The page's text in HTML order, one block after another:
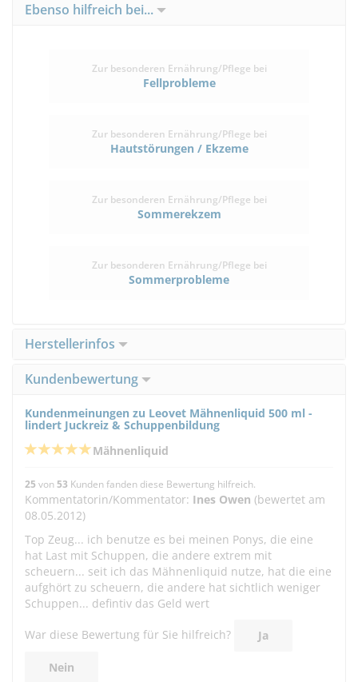
Ebenso hilfreich bei...
Zur besonderen Ernährung/Pflege bei
Fellprobleme
Zur besonderen Ernährung/Pflege bei
Hautstörungen / Ekzeme
Zur besonderen Ernährung/Pflege bei
Sommerekzem
Zur besonderen Ernährung/Pflege bei
Sommerprobleme
Herstellerinfos
Kundenbewertung
Kundenmeinungen zu Leovet Mähnenliquid 500 ml -
lindert Juckreiz & Schuppenbildung
Mähnenliquid
25 von53 Kunden fanden diese Bewertung hilfreich.
Kommentatorin/Kommentator: Ines Owen (bewertet am
08.05.2012)
Top Zeug... ich benutze es bei meinen Ponys, die eine
hat Last mit Schuppen, die andere extrem mit
scheuern... seit ich das Mähnenliquid nutze, hat die eine
aufghört zu scheuern, die andere hat sichtlich weniger
Schuppen... defintiv das Geld wert
War diese Bewertung für Sie hilfreich? Ja
Nein